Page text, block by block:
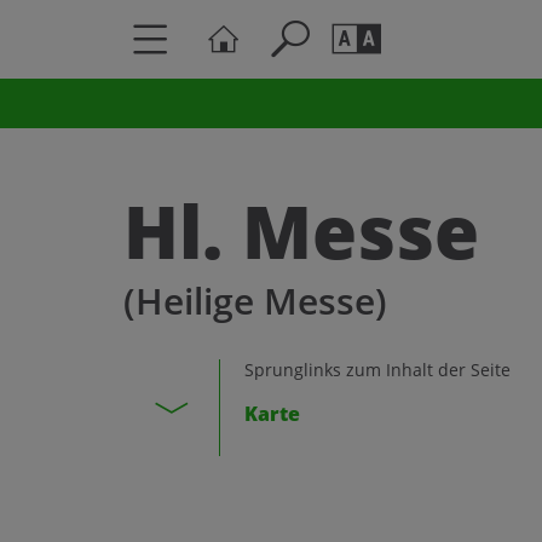
AA
Hl. Messe
(Heilige Messe)
Sprunglinks zum Inhalt der Seite
Karte